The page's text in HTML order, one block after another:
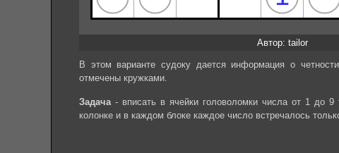
Автор: tailor
В этом варианте судоку дается информация о
отмечены кружками.
Задача- вписать в ячейки головоломки числа от 1 до 9
колонке и в каждом блоке каждое число встречалось